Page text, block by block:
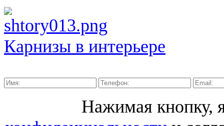
Карнизы в интерьере
Нажимая кнопку,